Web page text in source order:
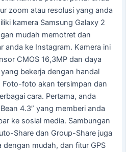
zoom atau resolusi yang anda
kamera Samsung Galaxy 2
mudah memotret dan
anda ke Instagram. Kamera ini
CMOS 16,3MP dan daya
bekerja dengan handal
foto akan tersimpan dan
cara. Pertama, anda
4.3” yang memberi anda
ke sosial media. Sambungan
Share dan Group-Share juga
mudah, dan fitur GPS